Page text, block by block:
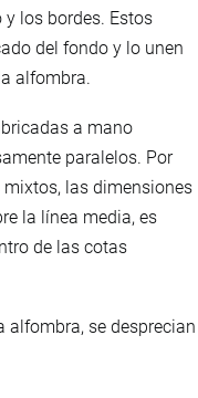
los bordes. Estos
del fondo y lo unen
alfombra.
a mano
paralelos. Por
las dimensiones
la línea media, es
de las cotas
alfombra, se desprecian